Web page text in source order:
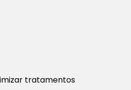
tratamentos